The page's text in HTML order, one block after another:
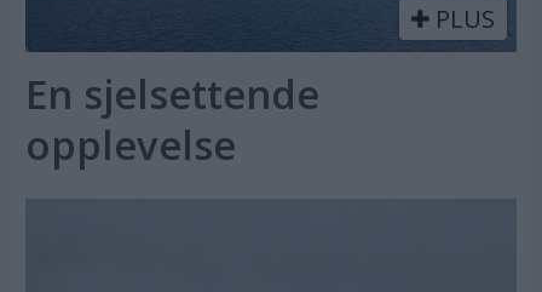
PLUS
En sjelsettende
opplevelse